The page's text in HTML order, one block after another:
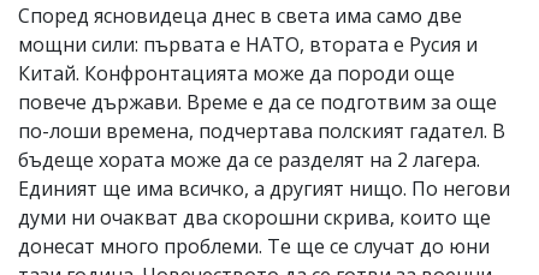
Според ясновидеца днес в света има само две
мощни сили: първата е НАТО, втората е Русия и
Китай. Конфронтацията може да породи още
повече държави. Време е да се подготвим за още
по-лоши времена, подчертава полският гадател. В
бъдеще хората може да се разделят на 2 лагера.
Единият ще има всичко, а другият нищо. По негови
думи ни очакват два скорошни скрива, които ще
донесат много проблеми. Те ще се случат до юни